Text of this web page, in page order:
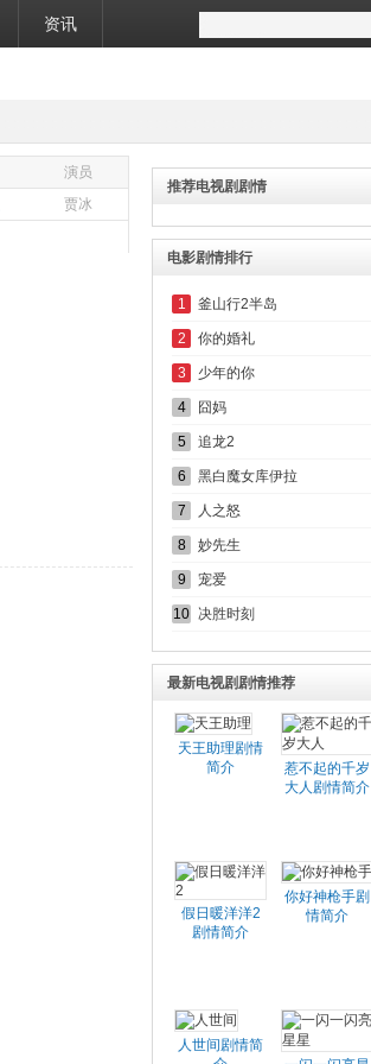
资讯
演员
贾冰
推荐电视剧剧情
电影剧情排行
1 釜山行2半岛
2 你的婚礼
3 少年的你
4 囧妈
5 追龙2
6 黑白魔女库伊拉
7 人之怒
8 妙先生
9 宠爱
10 决胜时刻
最新电视剧剧情推荐
天王助理剧情
简介
惹不起的千岁
大人剧情简介
假日暖洋洋2
剧情简介
你好神枪手剧
情简介
人世间剧情简